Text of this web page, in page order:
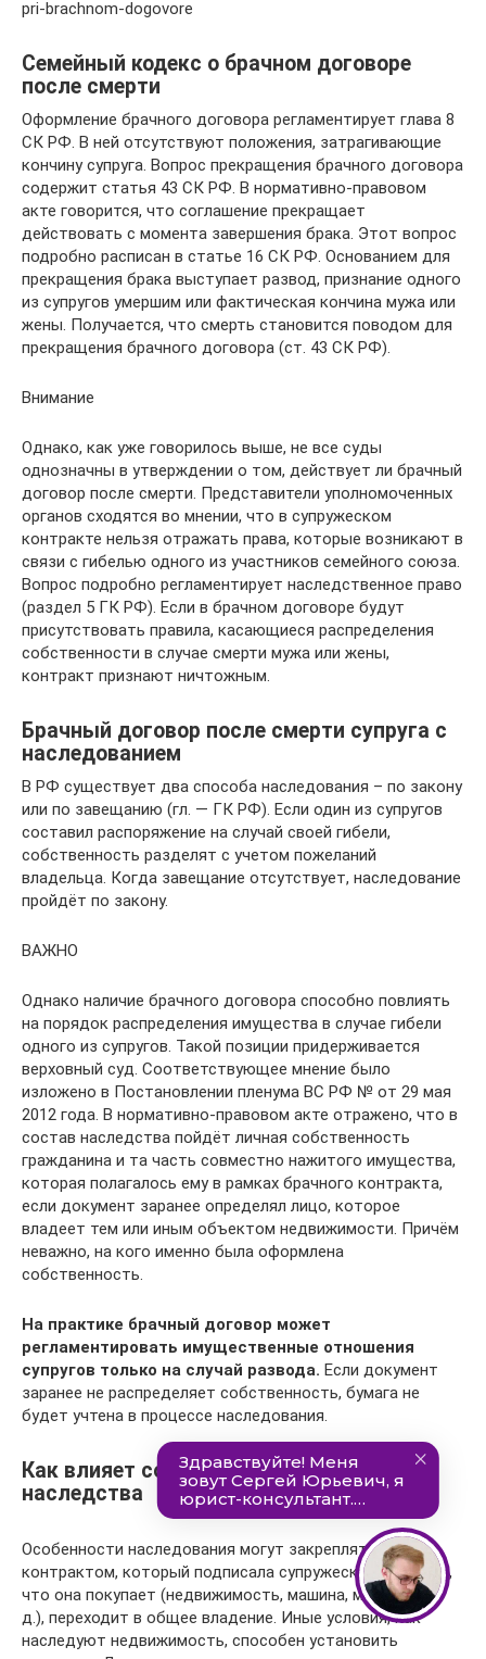
pri-brachnom-dogovore
Семейный кодекс о брачном договоре
после смерти
Оформление брачного договора регламентирует глава 8
СК РФ. В ней отсутствуют положения, затрагивающие
кончину супруга. Вопрос прекращения брачного договора
содержит статья 43 СК РФ. В нормативно-правовом
акте говорится, что соглашение прекращает
действовать с момента завершения брака. Этот вопрос
подробно расписан в статье 16 СК РФ. Основанием для
прекращения брака выступает развод, признание одного
из супругов умершим или фактическая кончина мужа или
жены. Получается, что смерть становится поводом для
прекращения брачного договора (ст. 43 СК РФ).
Внимание
Однако, как уже говорилось выше, не все суды
однозначны в утверждении о том, действует ли брачный
договор после смерти. Представители уполномоченных
органов сходятся во мнении, что в супружеском
контракте нельзя отражать права, которые возникают в
связи с гибелью одного из участников семейного союза.
Вопрос подробно регламентирует наследственное право
(раздел 5 ГК РФ). Если в брачном договоре будут
присутствовать правила, касающиеся распределения
собственности в случае смерти мужа или жены,
контракт признают ничтожным.
Брачный договор после смерти супруга с
наследованием
В РФ существует два способа наследования – по закону
или по завещанию (гл. — ГК РФ). Если один из супругов
составил распоряжение на случай своей гибели,
собственность разделят с учетом пожеланий
владельца. Когда завещание отсутствует, наследование
пройдёт по закону.
ВАЖНО
Однако наличие брачного договора способно повлиять
на порядок распределения имущества в случае гибели
одного из супругов. Такой позиции придерживается
верховный суд. Соответствующее мнение было
изложено в Постановлении пленума ВС РФ № от 29 мая
2012 года. В нормативно-правовом акте отражено, что в
состав наследства пойдёт личная собственность
гражданина и та часть совместно нажитого имущества,
которая полагалось ему в рамках брачного контракта,
если документ заранее определял лицо, которое
владеет тем или иным объектом недвижимости. Причём
неважно, на кого именно была оформлена
собственность.
На практике брачный договор может
регламентировать имущественные отношения
супругов только на случай развода. Если документ
заранее не распределяет собственность, бумага не
будет учтена в процессе наследования.
Как влияет соглашение на раздел
наследства
Особенности наследования могут закрепляться
контрактом, который подписала супружеская пара. Все,
что она покупает (недвижимость, машина, мебель и т.
д.), переходит в общее владение. Иные условия, как
наследуют недвижимость, способен установить